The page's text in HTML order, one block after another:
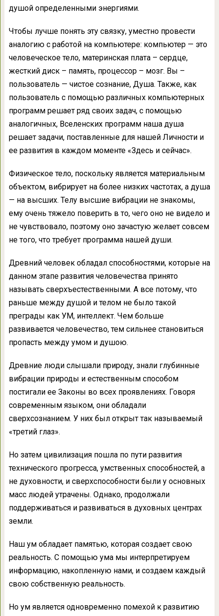
душой определенными энергиями.
Чтобы лучше понять эту связку, уместно провести
аналогию с работой на компьютере: компьютер — это
человеческое тело, материнская плата – сердце,
жесткий диск – память, процессор – мозг. Вы –
пользователь — чистое сознание, Душа. Также, как
пользователь с помощью различных компьютерных
программ решает ряд своих задач, с помощью
аналогичных, Вселенских программ наша душа
решает задачи, поставленные для нашей Личности и
ее развития в каждом моменте «Здесь и сейчас».
Физическое тело, поскольку является материальным
объектом, вибрирует на более низких частотах, а душа
— на высших. Телу высшие вибрации не знакомы,
ему очень тяжело поверить в то, чего оно не видело и
не чувствовало, поэтому оно зачастую желает совсем
не того, что требует программа нашей души.
Древний человек обладал способностями, которые на
данном этапе развития человечества принято
называть сверхъестественными. А все потому, что
раньше между душой и телом не было такой
преграды как УМ, интеллект. Чем больше
развивается человечество, тем сильнее становиться
пропасть между умом и душою.
Древние люди слышали природу, знали глубинные
вибрации природы и естественным способом
постигали ее Законы во всех проявлениях. Говоря
современным языком, они обладали
сверхсознанием. У них был открыт так называемый
«третий глаз».
Но затем цивилизация пошла по пути развития
технического прогресса, умственных способностей, а
не духовности, и сверхспособности были у основных
масс людей утрачены. Однако, продолжали
поддерживаться и развиваться в духовных центрах
земли.
Наш ум обладает памятью, которая создает свою
реальность. С помощью ума мы интерпретируем
информацию, накопленную нами, и создаем каждый
свою собственную реальность.
Но ум является одновременно помехой к развитию